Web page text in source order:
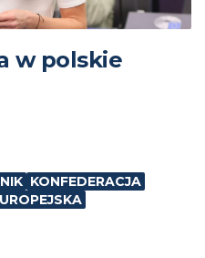
w polskie
KONFEDERACJA